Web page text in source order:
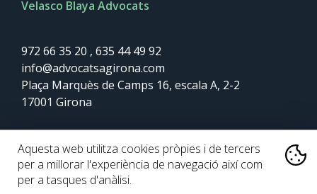
Velasco Blaya Advocats
972 66 35 20 , 635 44 49 92
info@advocatsagirona.com
Plaça Marquès de Camps 16, escala A, 2-2
17001 Girona
Disseny web:
Aquesta web utilitza cookies pròpies i de tercers
per a millorar l'experiència de navegació així com
per a tasques d'anàlisi.